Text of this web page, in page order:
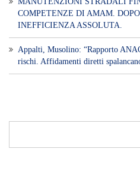
COMPETENZE DI AMAM.
INEFFICIENZA ASSOLUTA.
​Appalti, Musolino: “Rapporto
rischi. Affidamenti diretti